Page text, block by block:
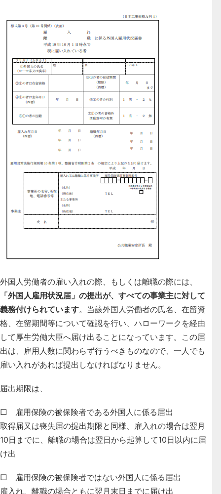
外国人労働者の雇い入れの際、もしくは離職の際には、
「外国人雇用状況届」の提出が、すべての事業主に対して
義務付けられています。当該外国人労働者の氏名、在留資
格、在留期間等について確認を行い、ハローワークを経由
して厚生労働大臣へ届け出ることになっています。この届
出は、雇用人数に関わらず行うべきものなので、一人でも
雇い入れがあれば提出しなければなりません。
届出期限は、
□ 雇用保険の被保険者である外国人に係る届出
取得届又は喪失届の提出期限と同様、雇入れの場合は翌月
10日までに、離職の場合は翌日から起算して10日以内に届
け出
□ 雇用保険の被保険者ではない外国人に係る届出
雇入れ、離職の場合ともに翌月末日までに届け出